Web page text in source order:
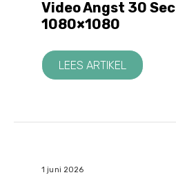
Video Angst 30 Sec
1080×1080
LEES ARTIKEL
1 juni 2026